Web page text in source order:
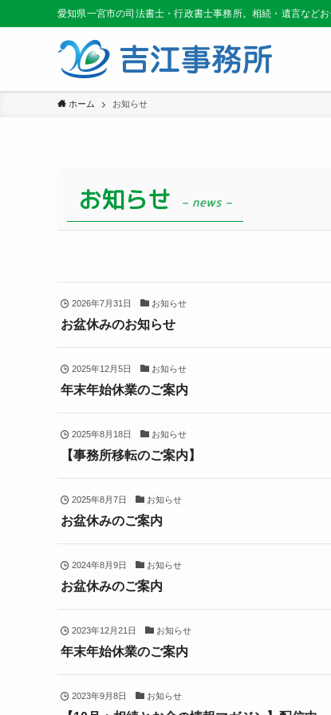
愛知県一宮市の司法書士・行政書士事務所。相続・遺言などお
ホーム お知らせ
お知らせ – news –
2026年7月31日 お知らせ
お盆休みのお知らせ
2025年12月5日 お知らせ
年末年始休業のご案内
2025年8月18日 お知らせ
【事務所移転のご案内】
2025年8月7日 お知らせ
お盆休みのご案内
2024年8月9日 お知らせ
お盆休みのご案内
2023年12月21日 お知らせ
年末年始休業のご案内
2023年9月8日 お知らせ